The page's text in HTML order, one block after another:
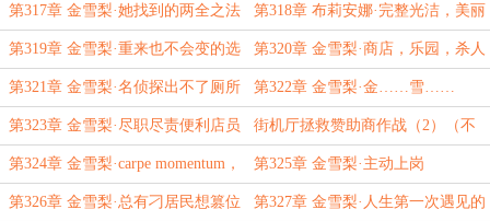
入太早·巢穴警局NSPD
第317章 金雪梨·她找到的两全之法 第318章 布莉安娜·完整光洁，美丽
可爱
第319章 金雪梨·重来也不会变的选
择
第320章 金雪梨·商店，乐园，杀人
（？）事件
第321章 金雪梨·名侦探出不了厕所
了
第322章 金雪梨·金……雪……
梨……
第323章 金雪梨·尽职尽责便利店员 街机厅拯救赞助商作战（2）（不
必介意标题变了，都是小事）
第324章 金雪梨·carpe momentum，
baby！
第325章 金雪梨·主动上岗
第326章 金雪梨·总有刁居民想篡位 第327章 金雪梨·人生第一次遇见的